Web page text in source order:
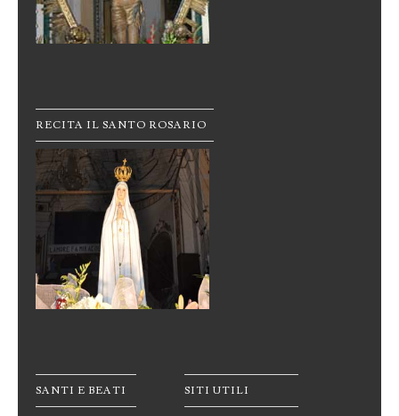
RECITA IL SANTO ROSARIO
SANTI E BEATI SITI UTILI